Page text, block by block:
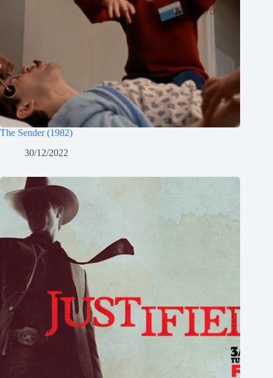
The Sender (1982)
30/12/2022